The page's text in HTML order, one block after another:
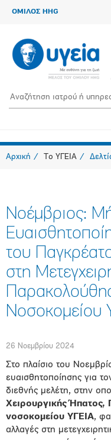
ΟΜΙΛΟΣ HHG
Αρχική Το ΥΓΕΙΑ
Νοέμβριος:
του
στη
Νοσοκομείου
26 Νοεμβρίου 2024
Στο πλαίσιο του
ευαισθητοποίησης για
διεθνής μελέτη, στην
Χειρουργικής
νοσοκομείου ΥΓΕΙΑ,
αλλαγές στη